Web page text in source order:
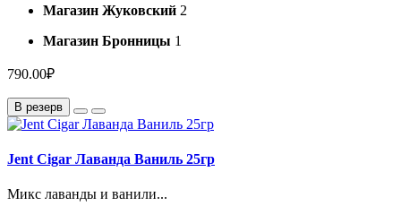
Магазин Жуковский 2
Магазин Бронницы 1
790.00₽
В резерв
Jent Cigar Лаванда Ваниль 25гр
Микс лаванды и ванили...